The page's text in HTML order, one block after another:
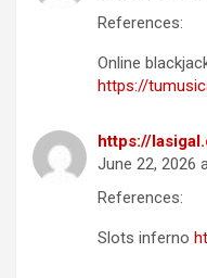
References:
Online
https://
https://
June 22, 2026
References:
Slots inferno